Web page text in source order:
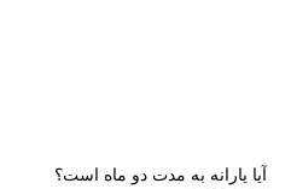
آیا یارانه به مدت دو ماه است؟